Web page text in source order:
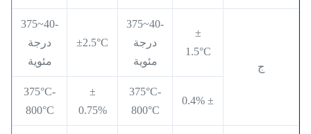
ج
±
1.5°C
-40~375
درجة
مئوية
±2.5°C
-40~375
درجة
مئوية
± 0.4%
375°C-
800°C
±
0.75%
375°C-
800°C